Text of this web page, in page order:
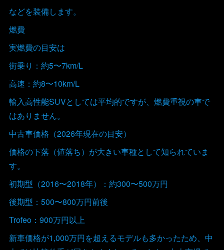
などを装備します。
燃費
実燃費の目安は
街乗り：約5〜7km/L
高速：約8〜10km/L
輸入高性能SUVとしては平均的ですが、燃費重視の車で
はありません。
中古車価格（2026年現在の目安）
価格の下落（値落ち）が大きい車種として知られていま
す。
初期型（2016〜2018年）：約300〜500万円
後期型：500〜800万円前後
Trofeo：900万円以上
新車価格が1,000万円を超えるモデルも多かったため、中